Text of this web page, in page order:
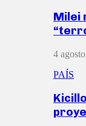
Milei
4
PAÍS